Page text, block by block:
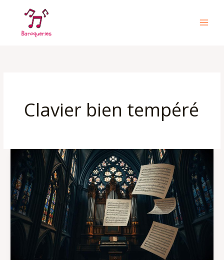
contenu
Clavier bien tempéré